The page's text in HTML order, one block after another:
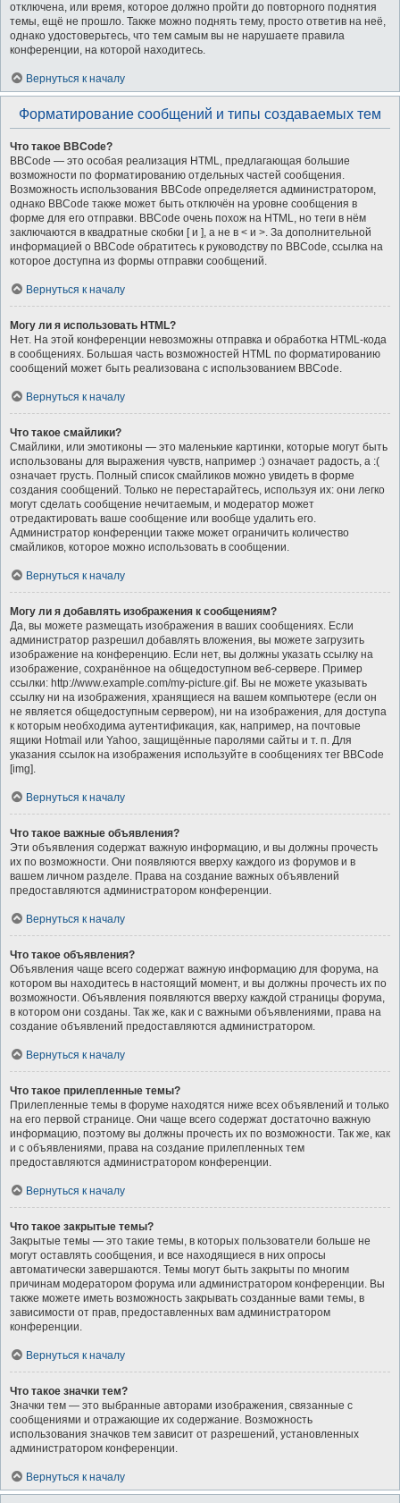
отключена, или время, которое должно пройти до повторного поднятия
темы, ещё не прошло. Также можно поднять тему, просто ответив на неё,
однако удостоверьтесь, что тем самым вы не нарушаете правила
конференции, на которой находитесь.
Вернуться к началу
Форматирование сообщений и типы создаваемых тем
Что такое BBCode?
BBCode — это особая реализация HTML, предлагающая большие
возможности по форматированию отдельных частей сообщения.
Возможность использования BBCode определяется администратором,
однако BBCode также может быть отключён на уровне сообщения в
форме для его отправки. BBCode очень похож на HTML, но теги в нём
заключаются в квадратные скобки [ и ], а не в < и >. За дополнительной
информацией о BBCode обратитесь к руководству по BBCode, ссылка на
которое доступна из формы отправки сообщений.
Вернуться к началу
Могу ли я использовать HTML?
Нет. На этой конференции невозможны отправка и обработка HTML-кода
в сообщениях. Большая часть возможностей HTML по форматированию
сообщений может быть реализована с использованием BBCode.
Вернуться к началу
Что такое смайлики?
Смайлики, или эмотиконы — это маленькие картинки, которые могут быть
использованы для выражения чувств, например :) означает радость, а :(
означает грусть. Полный список смайликов можно увидеть в форме
создания сообщений. Только не перестарайтесь, используя их: они легко
могут сделать сообщение нечитаемым, и модератор может
отредактировать ваше сообщение или вообще удалить его.
Администратор конференции также может ограничить количество
смайликов, которое можно использовать в сообщении.
Вернуться к началу
Могу ли я добавлять изображения к сообщениям?
Да, вы можете размещать изображения в ваших сообщениях. Если
администратор разрешил добавлять вложения, вы можете загрузить
изображение на конференцию. Если нет, вы должны указать ссылку на
изображение, сохранённое на общедоступном веб-сервере. Пример
ссылки: http://www.example.com/my-picture.gif. Вы не можете указывать
ссылку ни на изображения, хранящиеся на вашем компьютере (если он
не является общедоступным сервером), ни на изображения, для доступа
к которым необходима аутентификация, как, например, на почтовые
ящики Hotmail или Yahoo, защищённые паролями сайты и т. п. Для
указания ссылок на изображения используйте в сообщениях тег BBCode
[img].
Вернуться к началу
Что такое важные объявления?
Эти объявления содержат важную информацию, и вы должны прочесть
их по возможности. Они появляются вверху каждого из форумов и в
вашем личном разделе. Права на создание важных объявлений
предоставляются администратором конференции.
Вернуться к началу
Что такое объявления?
Объявления чаще всего содержат важную информацию для форума, на
котором вы находитесь в настоящий момент, и вы должны прочесть их по
возможности. Объявления появляются вверху каждой страницы форума,
в котором они созданы. Так же, как и с важными объявлениями, права на
создание объявлений предоставляются администратором.
Вернуться к началу
Что такое прилепленные темы?
Прилепленные темы в форуме находятся ниже всех объявлений и только
на его первой странице. Они чаще всего содержат достаточно важную
информацию, поэтому вы должны прочесть их по возможности. Так же, как
и с объявлениями, права на создание прилепленных тем
предоставляются администратором конференции.
Вернуться к началу
Что такое закрытые темы?
Закрытые темы — это такие темы, в которых пользователи больше не
могут оставлять сообщения, и все находящиеся в них опросы
автоматически завершаются. Темы могут быть закрыты по многим
причинам модератором форума или администратором конференции. Вы
также можете иметь возможность закрывать созданные вами темы, в
зависимости от прав, предоставленных вам администратором
конференции.
Вернуться к началу
Что такое значки тем?
Значки тем — это выбранные авторами изображения, связанные с
сообщениями и отражающие их содержание. Возможность
использования значков тем зависит от разрешений, установленных
администратором конференции.
Вернуться к началу